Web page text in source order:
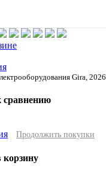
Gira, 2026
сравнению
Продолжить покупки
корзину